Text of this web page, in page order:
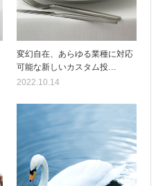
変幻自在、あらゆる業種に対応
可能な新しいカスタム投…
2022.10.14